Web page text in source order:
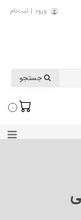
ورود | ثبت‌نام
0